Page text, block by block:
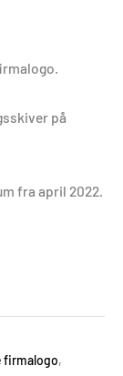
på
fra april 2022.
firmalogo,